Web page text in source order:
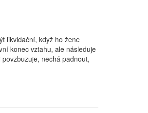
likvidační, když ho žene
konec vztahu, ale následuje
nechá padnout,